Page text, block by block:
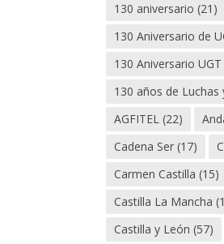
130 aniversario (21)
130 Aniversario de
130 Aniversario UGT
130 años de Luchas
AGFITEL (22)
Cadena Ser (17)
Carmen Castilla (15)
Castilla La Mancha
Castilla y León (57)